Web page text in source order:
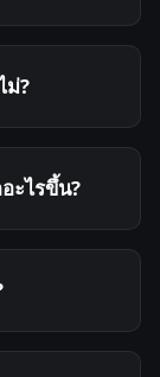
ม่?
ะไรขึ้น?